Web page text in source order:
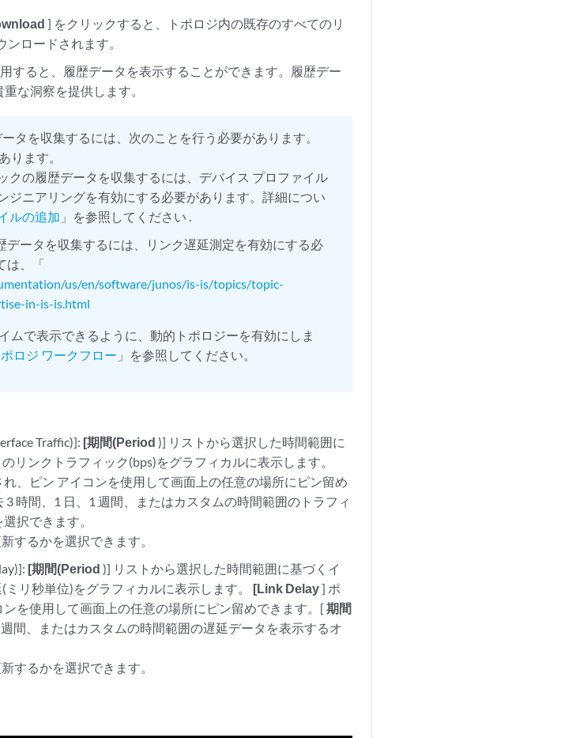
] をクリックすると、トポロジ内の既存のすべてのリ
ンロードされます。
すると、履歴データを表示することができます。履歴デー
な洞察を提供します。
タを収集するには、次のことを行う必要があります。
ります。
クの履歴データを収集するには、デバイス プロファイル
ジニアリングを有効にする必要があります。詳細につい
ルの追加 」を参照してください .
データを収集するには、リンク遅延測定を有効にする必
は、「
us/en/software/junos/is-is/topics/topic-
in-is-is.html
ムで表示できるように、動的トポロジーを有効にしま
ロジ ワークフロー 」を参照してください。
Traffic)]: [期間(Period )] リストから選択した時間範囲に
リンクトラフィック(bps)をグラフィカルに表示します。
、ピン アイコンを使用して画面上の任意の場所にピン留め
時間、1 日、1 週間、またはカスタムの時間範囲のトラフィ
択できます。
するかを選択できます。
[期間(Period )] リストから選択した時間範囲に基づくイ
リ秒単位)をグラフィカルに表示します。 [Link Delay] ポ
を使用して画面上の任意の場所にピン留めできます。[ 期間
間、またはカスタムの時間範囲の遅延データを表示するオ
するかを選択できます。